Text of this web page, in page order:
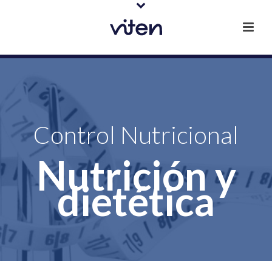
Control Nutricional
Nutrición y
dietética